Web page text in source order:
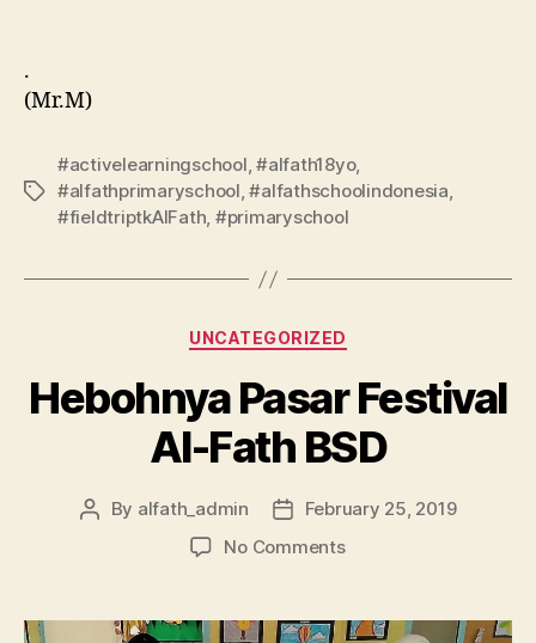
.
(Mr.M)
#activelearningschool,#alfath18yo,
#alfathprimaryschool,#alfathschoolindonesia,
#fieldtriptkAlFath, #primaryschool
UNCATEGORIZED
Hebohnya Pasar Festival
Al-Fath BSD
By alfath_admin
February 25, 2019
No Comments